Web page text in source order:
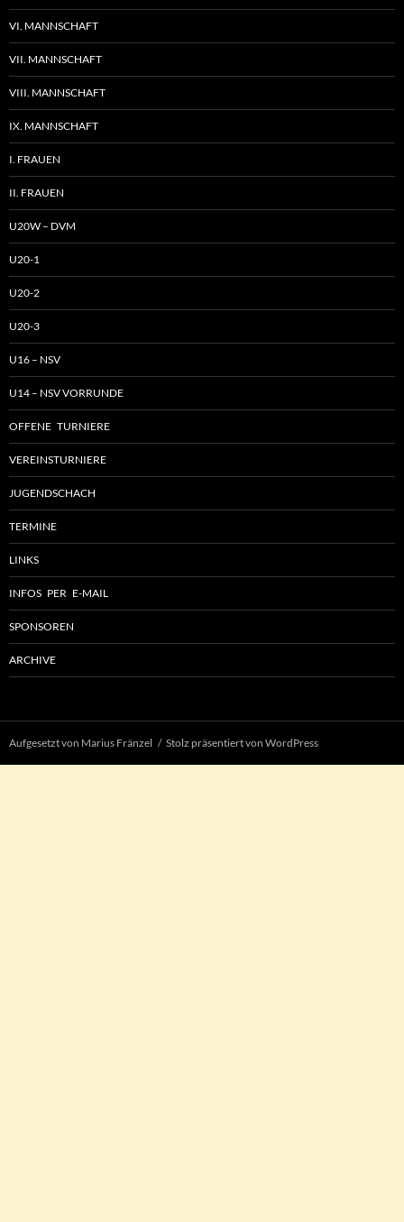
VI. MANNSCHAFT
VII. MANNSCHAFT
VIII. MANNSCHAFT
IX. MANNSCHAFT
I. FRAUEN
II. FRAUEN
U20W – DVM
U20-1
U20-2
U20-3
U16 – NSV
U14 – NSV VORRUNDE
OFFENE TURNIERE
VEREINSTURNIERE
JUGENDSCHACH
TERMINE
LINKS
INFOS PER E-MAIL
SPONSOREN
ARCHIVE
Aufgesetzt von Marius Fränzel Stolz präsentiert von WordPress